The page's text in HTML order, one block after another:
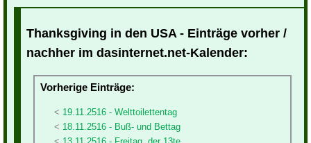
Thanksgiving in den USA - Einträge vorher /
nachher im dasinternet.net-Kalender:
Vorherige Einträge:
19.11.2516 - Welttoilettentag
18.11.2516 - Buß- und Bettag